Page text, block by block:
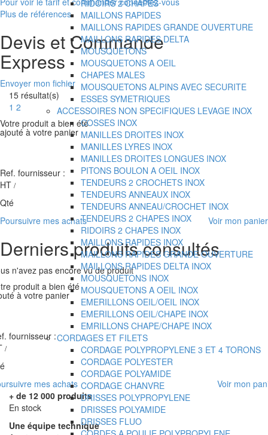
RIDOIRS 2 CHAPES
MAILLONS RAPIDES
MAILLONS RAPIDES GRANDE OUVERTURE
MAILLONS RAPIDES DELTA
MOUSQUETONS
MOUSQUETONS A OEIL
CHAPES MALES
MOUSQUETONS ALPINS AVEC SECURITE
ESSES SYMETRIQUES
ACCESSOIRES NON SPECIFIQUES LEVAGE INOX
COSSES INOX
MANILLES DROITES INOX
MANILLES LYRES INOX
MANILLES DROITES LONGUES INOX
PITONS BOULON A OEIL INOX
TENDEURS 2 CROCHETS INOX
TENDEURS ANNEAUX INOX
TENDEURS ANNEAU/CROCHET INOX
TENDEURS 2 CHAPES INOX
RIDOIRS 2 CHAPES INOX
MAILLONS RAPIDES INOX
MAILLONS RAPIDES GRANDE OUVERTURE
MAILLONS RAPIDES DELTA INOX
MOUSQUETONS INOX
MOUSQUETONS A OEIL INOX
EMERILLONS OEIL/OEIL INOX
EMERILLONS OEIL/CHAPE INOX
EMRILLONS CHAPE/CHAPE INOX
CORDAGES ET FILETS
CORDAGE POLYPROPYLENE 3 ET 4 TORONS
CORDAGE POLYESTER
CORDAGE POLYAMIDE
CORDAGE CHANVRE
DRISSES POLYPROPYLENE
DRISSES POLYAMIDE
DRISSES FLUO
Plus de références
Devis et Commande
Express
Envoyer mon fichier
15 résultat(s)
1 2
Votre produit a bien été
ajouté à votre panier
Ref. fournisseur :
HT /
Qté
Poursuivre mes achats
Voir mon panier
Derniers produits consultés
n'avez pas encore vu de produit
produit a bien été
à votre panier
fournisseur :
/
mes achats
Voir mon
+ de 12 000 produits
En stock
Une équipe technique